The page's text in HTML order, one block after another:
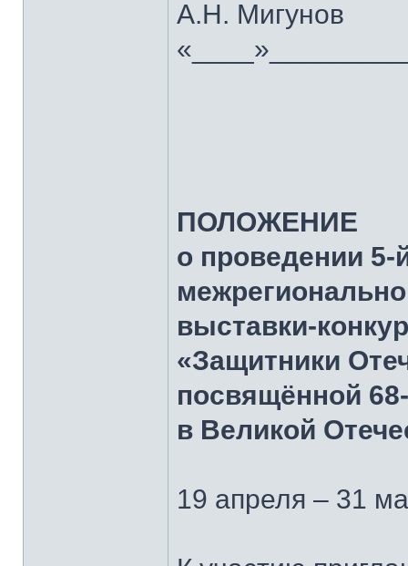
А.Н. Мигунов
ПОЛОЖЕНИЕ
о проведении 5-
выставки-
«Защитники
посвящённой
в Великой
19 апреля – 31